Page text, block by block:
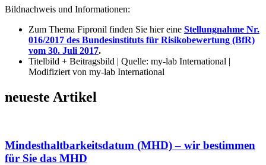
Bildnachweis und Informationen:
Zum Thema Fipronil finden Sie hier eine Stellungnahme Nr.
016/2017 des Bundesinstituts für Risikobewertung (BfR)
vom 30. Juli 2017.
Titelbild + Beitragsbild | Quelle: my-lab International |
Modifiziert von my-lab International
neueste Artikel
Mindesthaltbarkeitsdatum (MHD) – wir bestimmen
für Sie das MHD